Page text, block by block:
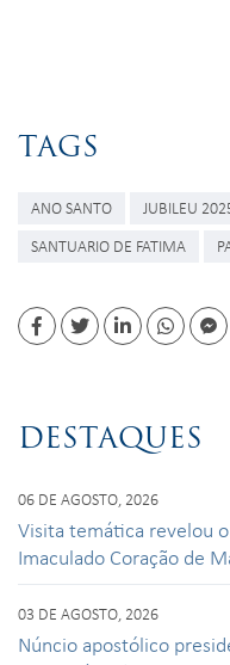
TAGS
ANO SANTO JUBILEU
SANTUARIO DE FATIMA
FacebookTwitterLinkedin
DESTAQUES
06 DE AGOSTO, 2026
Visita temática revelou
Imaculado Coração de
03 DE AGOSTO, 2026
Núncio apostólico